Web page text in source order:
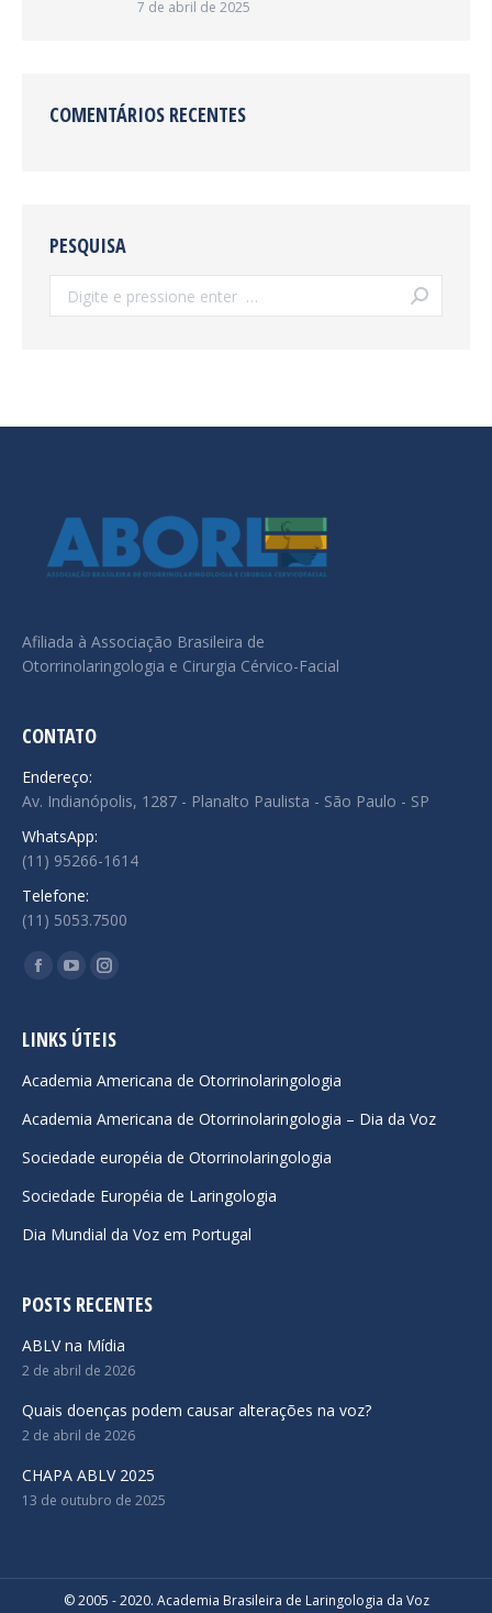
7 de abril de 2025
COMENTÁRIOS RECENTES
PESQUISA
Search:
Afiliada à Associação Brasileira de
Otorrinolaringologia e Cirurgia Cérvico-Facial
CONTATO
Endereço:
Av. Indianópolis, 1287 - Planalto Paulista - São Paulo - SP
WhatsApp:
(11) 95266-1614
Telefone:
(11) 5053.7500
Encontre-nos em:
Facebook
opens
new
window
YouTube
opens
new
window
Instagram
opens
new
window
LINKS ÚTEIS
Academia Americana de Otorrinolaringologia
Academia Americana de Otorrinolaringologia – Dia da Voz
Sociedade européia de Otorrinolaringologia
Sociedade Européia de Laringologia
Dia Mundial da Voz em Portugal
POSTS RECENTES
ABLV na Mídia
2 de abril de 2026
Quais doenças podem causar alterações na voz?
2 de abril de 2026
CHAPA ABLV 2025
13 de outubro de 2025
© 2005 - 2020. Academia Brasileira de Laringologia da Voz